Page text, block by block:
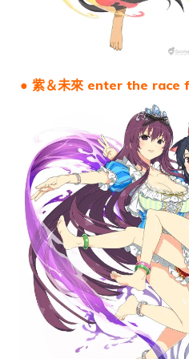
● 紫＆未來 enter the race